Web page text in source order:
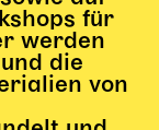
für
werden
die
von